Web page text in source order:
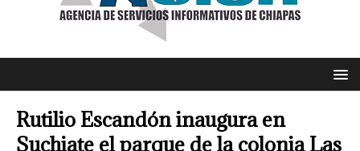
Rutilio Escandón inaugura en
Suchiate el parque de la colonia Las